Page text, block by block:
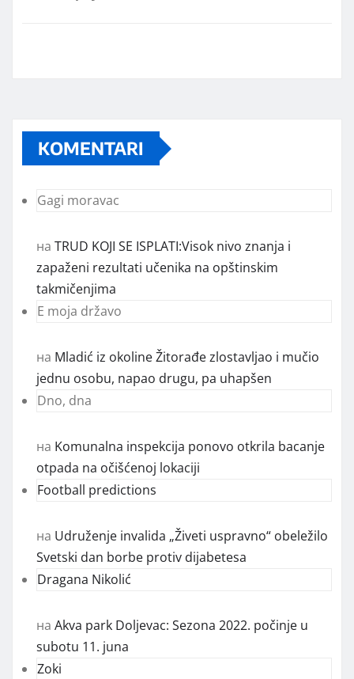
KOMENTARI
Gagi moravac
на TRUD KOJI SE ISPLATI:Visok nivo znanja i
zapaženi rezultati učenika na opštinskim
takmičenjima
E moja državo
на Mladić iz okoline Žitorađe zlostavljao i mučio
jednu osobu, napao drugu, pa uhapšen
Dno, dna
на Komunalna inspekcija ponovo otkrila bacanje
otpada na očišćenoj lokaciji
Football predictions
на Udruženje invalida „Živeti uspravno“ obeležilo
Svetski dan borbe protiv dijabetesa
Dragana Nikolić
на Akva park Doljevac: Sezona 2022. počinje u
subotu 11. juna
Zoki